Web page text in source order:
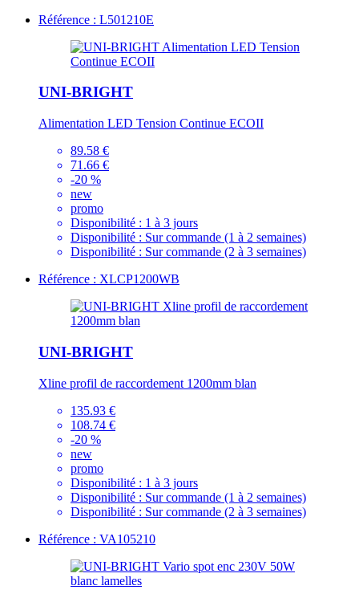
Référence : L501210E
UNI-BRIGHT
Alimentation LED Tension Continue ECOII
89.58 €
71.66 €
-20 %
new
promo
Disponibilité : 1 à 3 jours
Disponibilité : Sur commande (1 à 2 semaines)
Disponibilité : Sur commande (2 à 3 semaines)
Référence : XLCP1200WB
UNI-BRIGHT
Xline profil de raccordement 1200mm blan
135.93 €
108.74 €
-20 %
new
promo
Disponibilité : 1 à 3 jours
Disponibilité : Sur commande (1 à 2 semaines)
Disponibilité : Sur commande (2 à 3 semaines)
Référence : VA105210